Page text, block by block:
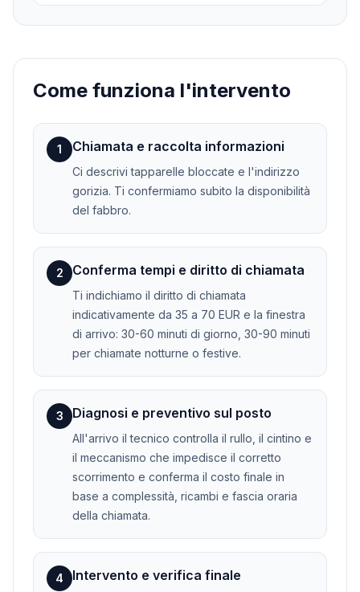
Come funziona l'intervento
1 Chiamata e raccolta informazioni
Ci descrivi tapparelle bloccate e l'indirizzo
gorizia. Ti confermiamo subito la disponibilità
del fabbro.
2 Conferma tempi e diritto di chiamata
Ti indichiamo il diritto di chiamata
indicativamente da 35 a 70 EUR e la finestra
di arrivo: 30-60 minuti di giorno, 30-90 minuti
per chiamate notturne o festive.
3 Diagnosi e preventivo sul posto
All'arrivo il tecnico controlla il rullo, il cintino e
il meccanismo che impedisce il corretto
scorrimento e conferma il costo finale in
base a complessità, ricambi e fascia oraria
della chiamata.
4 Intervento e verifica finale